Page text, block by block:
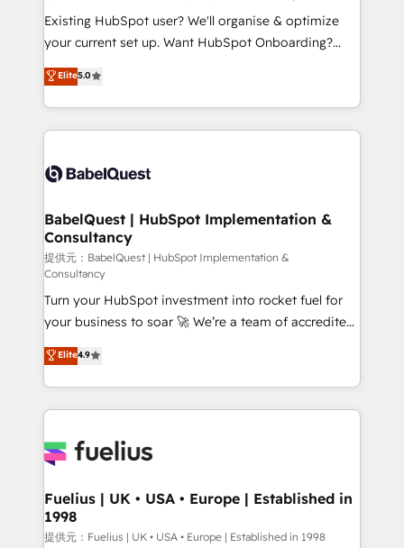
and implementation. - Pre-built and custom
integrations across your full tech stack. - Custom
- Dashboards, lifecycle campaigns, and lead
nurturing sequences. - Cross-hub setup across
scalable retainers. Let’s make HubSpot your most
powerful growth engine. Built to convert, scale, and
Existing HubSpot user? We'll organise & optimize
your current set up. Want HubSpot Onboarding?
We'll customise your CRM & automate your business
processes. Welcome to our Profile! We can help
with... • CRM implementation, reports & workflows,
and team training • CRM migration: Salesforce,
Custom API integrations & ERP systems inc. SAP and
super skilled members) • 150+ Clients for Sales Hub,
Marketing Hub, Service Hub, Data Hub and Website
(CMS) • ISO/IEC 27001:2022, ISO 9001:2015 and
now... ISO 42001: 2023 certified • Exclusive AI
'GuardHub' governance framework, based on ISO
42001 - helping you 'organise complexity' 𝗥𝗲𝗮𝗱𝘆
𝗳𝗼𝗿 𝘁𝗵𝗲 𝗻𝗲𝘅𝘁 𝘀𝘁𝗲𝗽? Click the 👈 '𝗖𝗼𝗻𝘁𝗮𝗰𝘁
𝗯𝘂𝘀𝗶𝗻𝗲𝘀𝘀' button to get in touch (𝘸𝘦'𝘳𝘦 𝘴𝘶𝘱𝘦𝘳
𝘳𝘦𝘴𝘱𝘰𝘯𝘴𝘪𝘷𝘦)
Elite5.0
BabelQuest | HubSpot Implementation &
Consultancy
提供元：BabelQuest | HubSpot Implementation &
Consultancy
Turn your HubSpot investment into rocket fuel for
your business to soar 🚀 We’re a team of accredited
HubSpot experts ready to help you. We can
implement the platform into complex business
environments, optimise what you've got and make
sure you can actually use it, build your website in
for you and execute it on HubSpot. We are on the
framework, meaning we've been accredited by
HubSpot and vetted by the CCS, which means we
can support public sector companies as well the
Elite4.9
Fuelius | UK • USA • Europe | Established in
1998
提供元：Fuelius | UK • USA • Europe | Established in 1998